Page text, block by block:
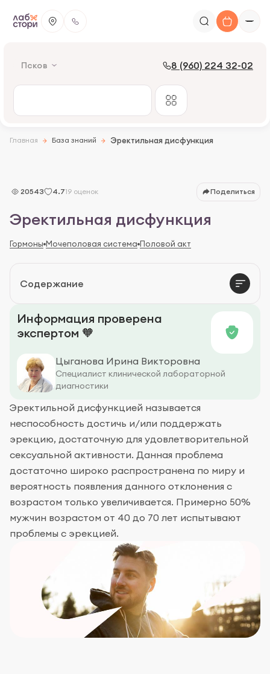
Псков 8 (960) 224 32-02
Главная База знаний Эректильная дисфункция
20543 4.719 оценок Поделиться
Эректильная дисфункция
Гормоны Мочеполовая система Половой акт
Содержание
От чего зависит эрекция
Осложнения
Диагностика
Лечение
Информация проверена
экспертом 🧡
Цыганова Ирина Викторовна
Специалист клинической лабораторной
диагностики
Эректильной дисфункцией называется
неспособность достичь и/или поддержать
эрекцию, достаточную для удовлетворительной
сексуальной активности. Данная проблема
достаточно широко распространена по миру и
вероятность появления данного отклонения с
возрастом только увеличивается. Примерно 50%
мужчин возрастом от 40 до 70 лет испытывают
проблемы с эрекцией.